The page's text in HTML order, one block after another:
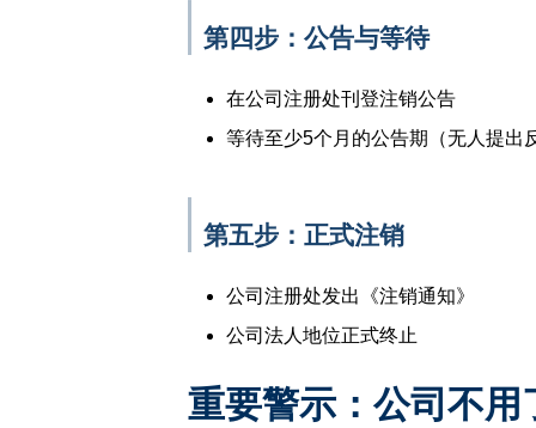
第四步：公告与等待
在公司注册处刊登注销公告
等待至少5个月的公告期（无人提出
第五步：正式注销
公司注册处发出《注销通知》
公司法人地位正式终止
重要警示：公司不用